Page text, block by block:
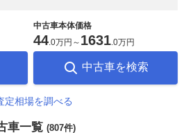
中古車本体価格
44.0万円 ～ 1631.0万円
中古車を検索
定相場を調べる
車一覧 (807件)